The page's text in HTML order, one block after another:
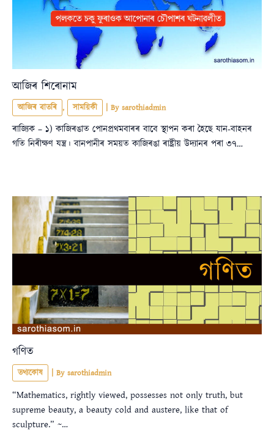
আজিৰ শিৰোনাম
আজিৰ বাতৰি , সাময়িকী | By sarothiadmin
ৰাজ্যিক – ১) কাজিৰঙাত পোনপ্ৰথমবাৰৰ বাবে স্থাপন কৰা হৈছে যান-বাহনৰ
গতি নিৰীক্ষণ যন্ত্ৰ। বানপানীৰ সময়ত কাজিৰঙা ৰাষ্ট্ৰীয় উদ্যানৰ পৰা ৩৭…
গণিত
তথ্যকোষ | By sarothiadmin
“Mathematics, rightly viewed, possesses not only truth, but
supreme beauty, a beauty cold and austere, like that of
sculpture.” ~…